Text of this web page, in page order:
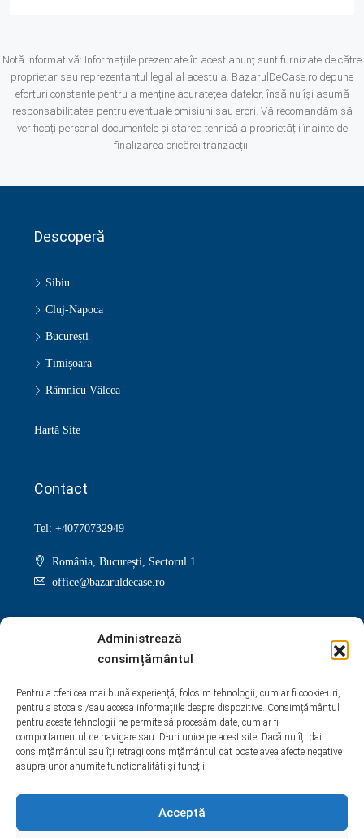
Administrează
consimțământul
Pentru a oferi cea mai bună experiență, folosim tehnologii, cum ar fi cookie-uri,
pentru a stoca și/sau accesa informațiile despre dispozitive. Consimțământul
pentru aceste tehnologii ne permite să procesăm date, cum ar fi
comportamentul de navigare sau ID-uri unice pe acest site. Dacă nu îți dai
consimțământul sau îți retragi consimțământul dat poate avea afecte negative
asupra unor anumite funcționalități și funcții.
Acceptă
Notă informativă: Informațiile prezentate în acest anunț sunt furnizate de către
proprietar sau reprezentantul legal al acestuia. BazarulDeCase.ro depune
eforturi constante pentru a menține acuratețea datelor, însă nu își asumă
responsabilitatea pentru eventuale omisiuni sau erori. Vă recomandăm să
verificați personal documentele și starea tehnică a proprietății înainte de
finalizarea oricărei tranzacții.
Descoperă
Sibiu
Cluj-Napoca
București
Timișoara
Râmnicu Vâlcea
Hartă Site
Contact
Tel: +40770732949
România, București, Sectorul 1
office@bazaruldecase.ro
Facebook Instagram Linkedin
Google + Youtube Pinterest Yelp
WhatsApp